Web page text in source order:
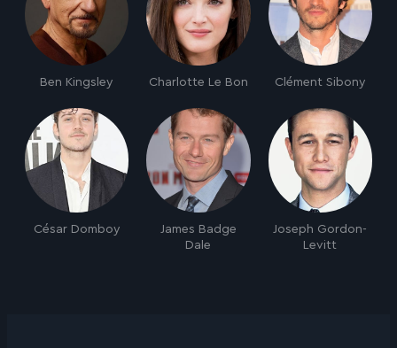
Ben Kingsley Charlotte Le Bon Clément Sibony
César Domboy
James Badge
Dale
Joseph Gordon-
Levitt